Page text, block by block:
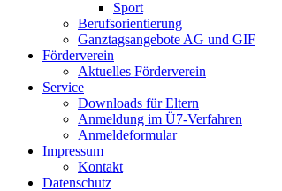
Sport
Berufsorientierung
Ganztagsangebote AG und GIF
Förderverein
Aktuelles Förderverein
Service
Downloads für Eltern
Anmeldung im Ü7-Verfahren
Anmeldeformular
Impressum
Kontakt
Datenschutz